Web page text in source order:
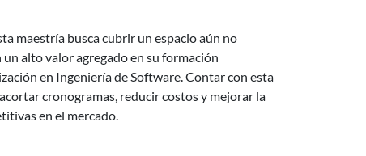
maestría busca cubrir un espacio aún no
alto valor agregado en su formación
en Ingeniería de Software. Contar con esta
cronogramas, reducir costos y mejorar la
en el mercado.